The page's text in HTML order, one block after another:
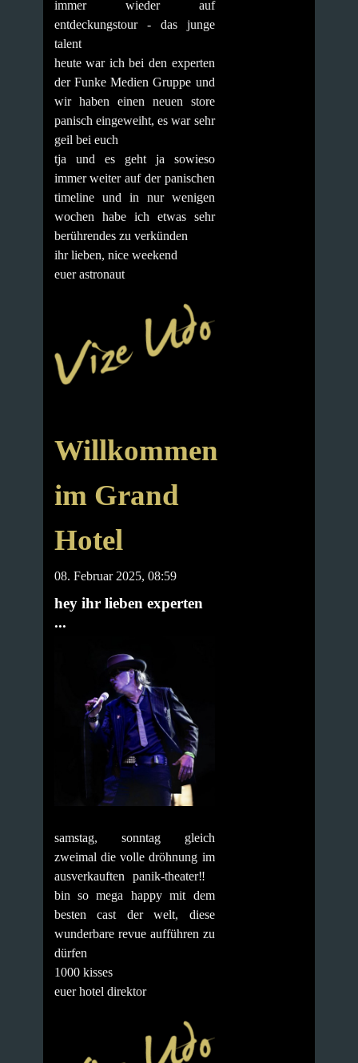
immer wieder auf
entdeckungstour - das junge
talent
heute war ich bei den experten
der Funke Medien Gruppe und
wir haben einen neuen store
panisch eingeweiht, es war sehr
geil bei euch
tja und es geht ja sowieso
immer weiter auf der panischen
timeline und in nur wenigen
wochen habe ich etwas sehr
berührendes zu verkünden
ihr lieben, nice weekend
euer astronaut
Willkommen
im Grand
Hotel
08. Februar 2025, 08:59
hey ihr lieben experten
...
samstag, sonntag gleich
zweimal die volle dröhnung im
ausverkauften panik-theater‼️
bin so mega happy mit dem
besten cast der welt, diese
wunderbare revue aufführen zu
dürfen
1000 kisses
euer hotel direktor